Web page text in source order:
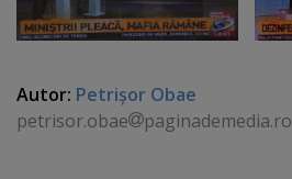
Autor: Petrişor Obae
petrisor.obae
paginademedia.ro